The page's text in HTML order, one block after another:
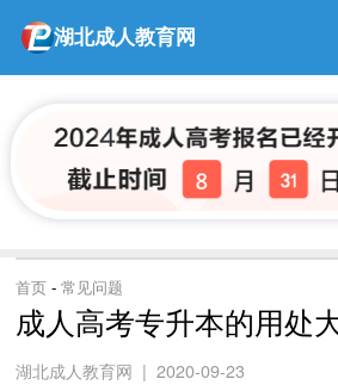
湖北成人教育网
首页 -常见问题
成人高考专升本的用处
湖北成人教育网 | 2020-09-23